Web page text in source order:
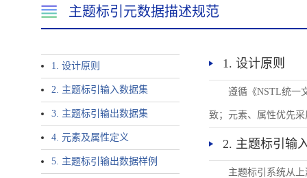
主题标引元数据描述规范
1. 设计原则
2. 主题标引输入数据集
3. 主题标引输出数据集
4. 元素及属性定义
5. 主题标引输出数据样例
1. 设计原则
遵循《NSTL统一
致；元素、属性优先
2. 主题标引输
主题标引系统从